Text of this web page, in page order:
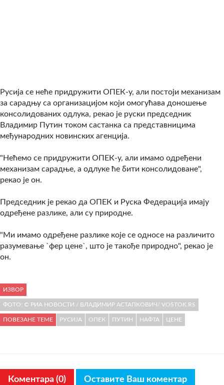
Русија се неће придружити ОПЕК-у, али постоји механизам
за сарадњу са организацијом који омогућава доношење
консолидованих одлука, рекао је руски председник
Владимир Путин током састанка са представницима
међународних новинских агенција.
"Нећемо се придружити ОПЕК-у, али имамо одређени
механизам сарадње, а одлуке ће бити консолидоване",
рекао је он.
Председник је рекао да ОПЕК и Руска Федерација имају
одређене разлике, али су природне.
"Ми имамо одређене разлике које се односе на различито
разумевање `фер цене`, што је такође природно", рекао је
он.
ИЗВОР
ФОТО: © РИА НОВОСТИ / ВЛАДИМИР АСТАПКОВИЧ/ VOSTOK.RS
ПОВЕЗАНЕ ТЕМЕ РУСИЈА ОПЕК ПУТИН НАФТА ЦЕНЕ
Коментара (0) Оставите Ваш коментар